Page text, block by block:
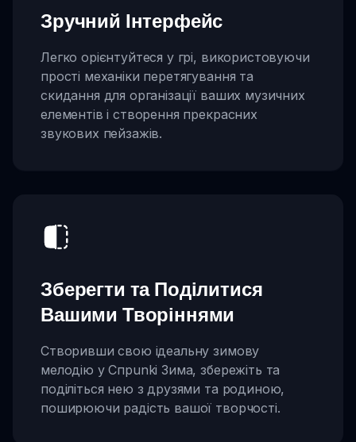
Зручний Інтерфейс
Легко орієнтуйтеся у грі, використовуючи
прості механіки перетягування та
скидання для організації ваших музичних
елементів і створення прекрасних
звукових пейзажів.
Зберегти та Поділитися
Вашими Творіннями
Створивши свою ідеальну зимову
мелодію у Спрunki Зима, збережіть та
поділіться нею з друзями та родиною,
поширюючи радість вашої творчості.